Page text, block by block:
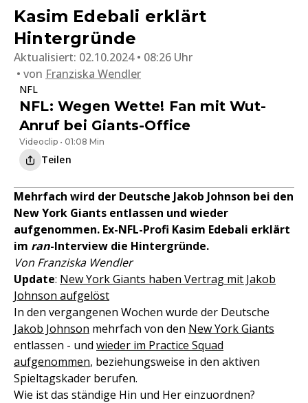
Kasim Edebali erklärt
Hintergründe
Aktualisiert: 02.10.2024 • 08:26 Uhr
von Franziska Wendler
NFL
NFL: Wegen Wette! Fan mit Wut-
Anruf bei Giants-Office
Videoclip • 01:08 Min
Teilen
Mehrfach wird der Deutsche Jakob Johnson bei den
New York Giants entlassen und wieder
aufgenommen. Ex-NFL-Profi Kasim Edebali erklärt
im ran-Interview die Hintergründe.
Von Franziska Wendler
Update: New York Giants haben Vertrag mit Jakob
Johnson aufgelöst
In den vergangenen Wochen wurde der Deutsche
Jakob Johnson mehrfach von den New York Giants
entlassen - und wieder im Practice Squad
aufgenommen, beziehungsweise in den aktiven
Spieltagskader berufen.
Wie ist das ständige Hin und Her einzuordnen?